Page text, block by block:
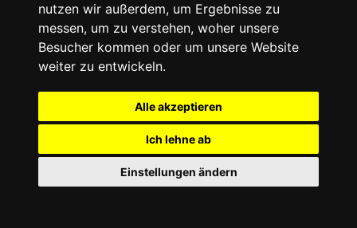
nutzen wir außerdem, um Ergebnisse zu
messen, um zu verstehen, woher unsere
Besucher kommen oder um unsere Website
weiter zu entwickeln.
Alle akzeptieren
Ich lehne ab
Einstellungen ändern